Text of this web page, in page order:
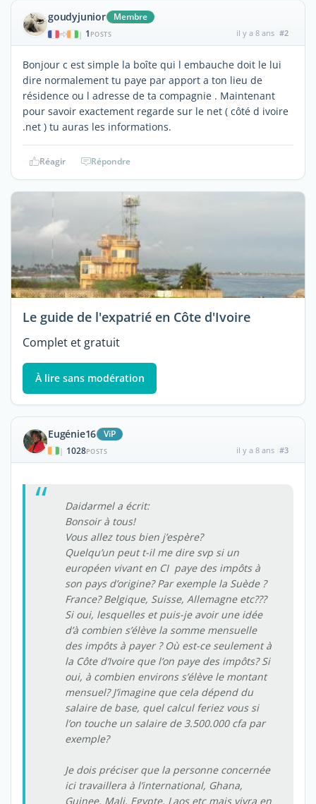
goudyjunior Membre
| 1 POSTS il y a 8 ans #2
Bonjour c est simple la boîte qui l embauche doit le lui
dire normalement tu paye par apport a ton lieu de
résidence ou l adresse de ta compagnie . Maintenant
pour savoir exactement regarde sur le net ( côté d ivoire
.net ) tu auras les informations.
Réagir Répondre
Le guide de l'expatrié en Côte d'Ivoire
Complet et gratuit
À lire sans modération
Eugénie16 ViP
| 1028POSTS il y a 8 ans #3
Daidarmel a écrit:
Bonsoir à tous!
Vous allez tous bien j’espère?
Quelqu’un peut t-il me dire svp si un
européen vivant en CI paye des impôts à
son pays d’origine? Par exemple la Suède ?
France? Belgique, Suisse, Allemagne etc???
Si oui, lesquelles et puis-je avoir une idée
d’à combien s’élève la somme mensuelle
des impôts à payer ? Où est-ce seulement à
la Côte d’Ivoire que l’on paye des impôts? Si
oui, à combien environs s’élève le montant
mensuel? J’imagine que cela dépend du
salaire de base, quel calcul feriez vous si
l’on touche un salaire de 3.500.000 cfa par
exemple?
Je dois préciser que la personne concernée
ici travaillera à l’international, Ghana,
Guinee, Mali, Egypte, Laos etc mais vivra en